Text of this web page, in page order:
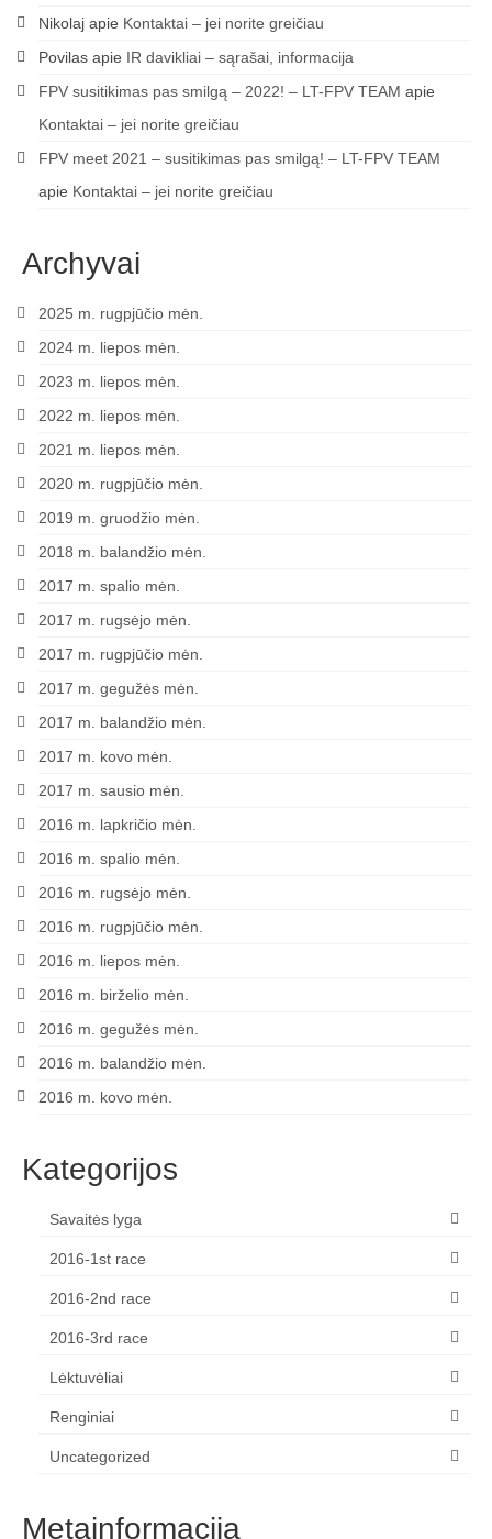
Nikolaj apie Kontaktai – jei norite greičiau
Povilas apie IR davikliai – sąrašai, informacija
FPV susitikimas pas smilgą – 2022! – LT-FPV TEAM apie
Kontaktai – jei norite greičiau
FPV meet 2021 – susitikimas pas smilgą! – LT-FPV TEAM
apie Kontaktai – jei norite greičiau
Archyvai
2025 m. rugpjūčio mėn.
2024 m. liepos mėn.
2023 m. liepos mėn.
2022 m. liepos mėn.
2021 m. liepos mėn.
2020 m. rugpjūčio mėn.
2019 m. gruodžio mėn.
2018 m. balandžio mėn.
2017 m. spalio mėn.
2017 m. rugsėjo mėn.
2017 m. rugpjūčio mėn.
2017 m. gegužės mėn.
2017 m. balandžio mėn.
2017 m. kovo mėn.
2017 m. sausio mėn.
2016 m. lapkričio mėn.
2016 m. spalio mėn.
2016 m. rugsėjo mėn.
2016 m. rugpjūčio mėn.
2016 m. liepos mėn.
2016 m. birželio mėn.
2016 m. gegužės mėn.
2016 m. balandžio mėn.
2016 m. kovo mėn.
Kategorijos
Savaitės lyga
2016-1st race
2016-2nd race
2016-3rd race
Lėktuvėliai
Renginiai
Uncategorized
Metainformacija